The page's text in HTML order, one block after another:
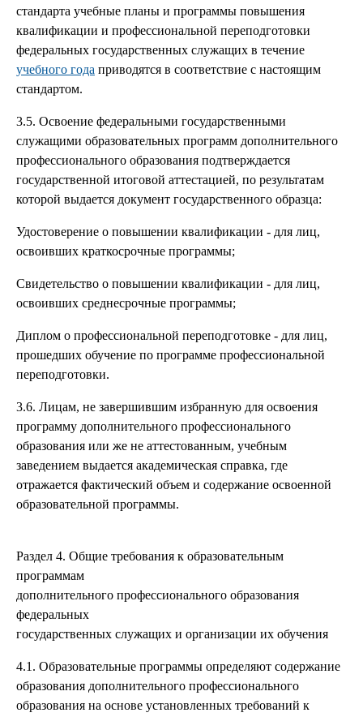
стандарта учебные планы и программы повышения
квалификации и профессиональной переподготовки
федеральных государственных служащих в течение
учебного года приводятся в соответствие с настоящим
стандартом.
3.5. Освоение федеральными государственными
служащими образовательных программ дополнительного
профессионального образования подтверждается
государственной итоговой аттестацией, по результатам
которой выдается документ государственного образца:
Удостоверение о повышении квалификации - для лиц,
освоивших краткосрочные программы;
Свидетельство о повышении квалификации - для лиц,
освоивших среднесрочные программы;
Диплом о профессиональной переподготовке - для лиц,
прошедших обучение по программе профессиональной
переподготовки.
3.6. Лицам, не завершившим избранную для освоения
программу дополнительного профессионального
образования или же не аттестованным, учебным
заведением выдается академическая справка, где
отражается фактический объем и содержание освоенной
образовательной программы.
Раздел 4. Общие требования к образовательным
программам
дополнительного профессионального образования
федеральных
государственных служащих и организации их обучения
4.1. Образовательные программы определяют содержание
образования дополнительного профессионального
образования на основе установленных требований к